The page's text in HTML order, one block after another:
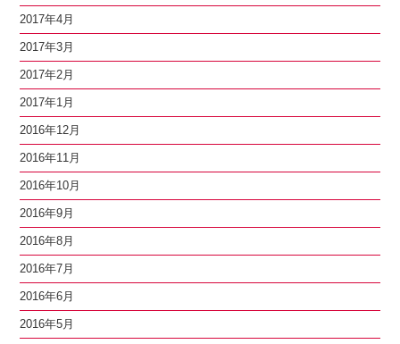
2017年4月
2017年3月
2017年2月
2017年1月
2016年12月
2016年11月
2016年10月
2016年9月
2016年8月
2016年7月
2016年6月
2016年5月